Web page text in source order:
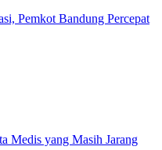
Pemkot Bandung Percepat
Medis yang Masih Jarang